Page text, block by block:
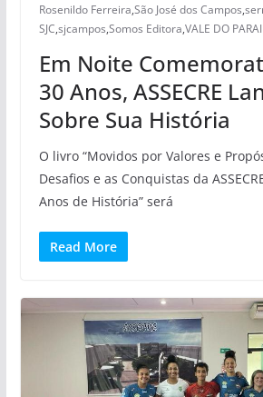
Rosenildo Ferreira,São José dos Campos,
SJC,sjcampos,Somos Editora,VALE DO
Em Noite
30 Anos, ASSECRE
Sobre Sua História
O livro “Movidos por Valores e
Desafios e as Conquistas da
Anos de História” será
Read More